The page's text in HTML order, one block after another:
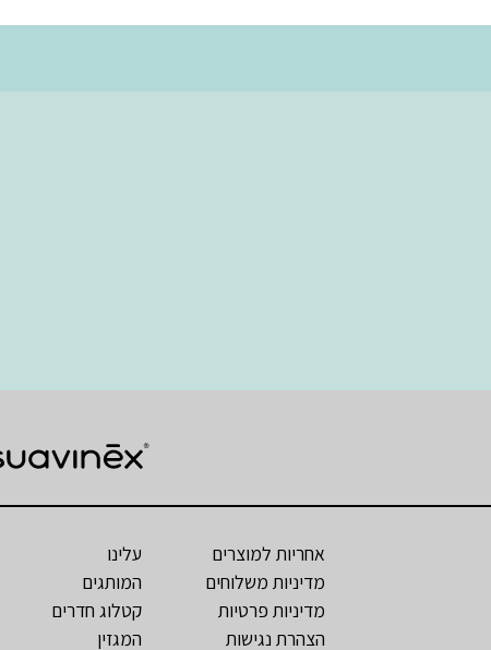
אחריות למוצרים
מדיניות משלוחים
מדיניות פרטיות
הצהרת נגישות
עלינו
המותגים
קטלוג חדרים
המגזין